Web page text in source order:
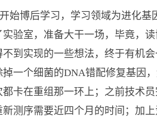
博后学习，学习领域为进化基
验室，准备大干一场，毕竟，
到实现的一些想法，终于有机会
个细菌的DNA错配修复基因
卡在重组那一环上；之前技术
测序需要近四个月的时间；加